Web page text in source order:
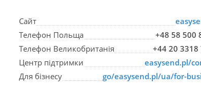
Сайт
Телефон Польща
+48 58 500
Телефон Великобританія
+44 20 3318
Центр підтримки
easysend.pl/
Для бізнесу
go/easysend.pl/ua/for-